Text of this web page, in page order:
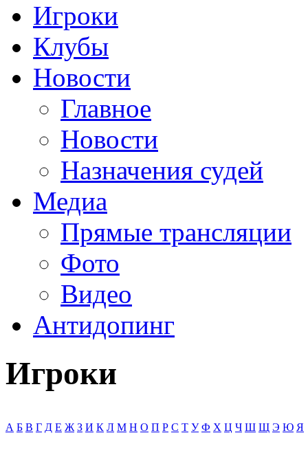
Игроки
Клубы
Новости
Главное
Новости
Назначения судей
Медиа
Прямые трансляции
Фото
Видео
Антидопинг
Игроки
А Б В Г Д Е Ж З И К Л М Н О П Р С Т У Ф Х Ц Ч Ш Щ Э Ю Я